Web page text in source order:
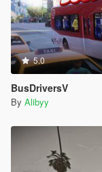
5.0
BusDriversV
By Alibyy